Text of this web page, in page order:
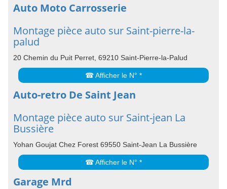
Auto Moto Carrosserie
Montage pièce auto sur Saint-pierre-la-
palud
20 Chemin du Puit Perret, 69210 Saint-Pierre-la-Palud
☎ Afficher le N° *
Auto-retro De Saint Jean
Montage pièce auto sur Saint-jean La
Bussière
Yohan Goujat Chez Forest 69550 Saint-Jean La Bussière
☎ Afficher le N° *
Garage Mrd